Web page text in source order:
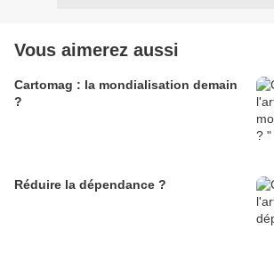
Vous aimerez aussi
Cartomag : la mondialisation demain
?
Réduire la dépendance ?